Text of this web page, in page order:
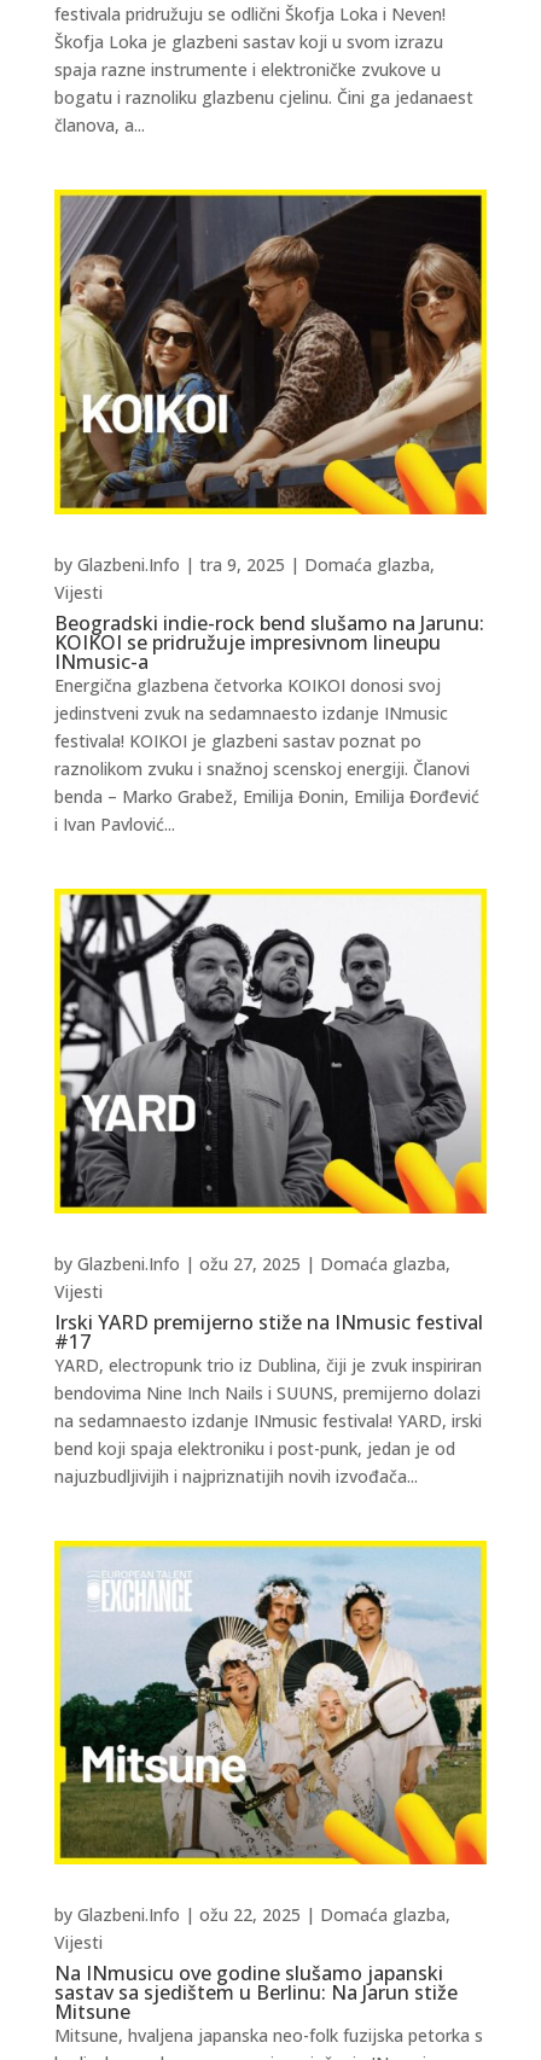
festivala pridružuju se odlični Škofja Loka i Neven!
Škofja Loka je glazbeni sastav koji u svom izrazu
spaja razne instrumente i elektroničke zvukove u
bogatu i raznoliku glazbenu cjelinu. Čini ga jedanaest
članova, a...
Beogradski indie-rock bend slušamo na Jarunu:
KOIKOI se pridružuje impresivnom lineupu
INmusic-a
by Glazbeni.Info | tra 9, 2025 | Domaća glazba,
Vijesti
Energična glazbena četvorka KOIKOI donosi svoj
jedinstveni zvuk na sedamnaesto izdanje INmusic
festivala! KOIKOI je glazbeni sastav poznat po
raznolikom zvuku i snažnoj scenskoj energiji. Članovi
benda – Marko Grabež, Emilija Đonin, Emilija Đorđević
i Ivan Pavlović...
Irski YARD premijerno stiže na INmusic festival
#17
by Glazbeni.Info | ožu 27, 2025 | Domaća glazba,
Vijesti
YARD, electropunk trio iz Dublina, čiji je zvuk inspiriran
bendovima Nine Inch Nails i SUUNS, premijerno dolazi
na sedamnaesto izdanje INmusic festivala! YARD, irski
bend koji spaja elektroniku i post-punk, jedan je od
najuzbudljivijih i najpriznatijih novih izvođača...
Na INmusicu ove godine slušamo japanski
sastav sa sjedištem u Berlinu: Na Jarun stiže
Mitsune
by Glazbeni.Info | ožu 22, 2025 | Domaća glazba,
Vijesti
Mitsune, hvaljena japanska neo-folk fuzijska petorka s